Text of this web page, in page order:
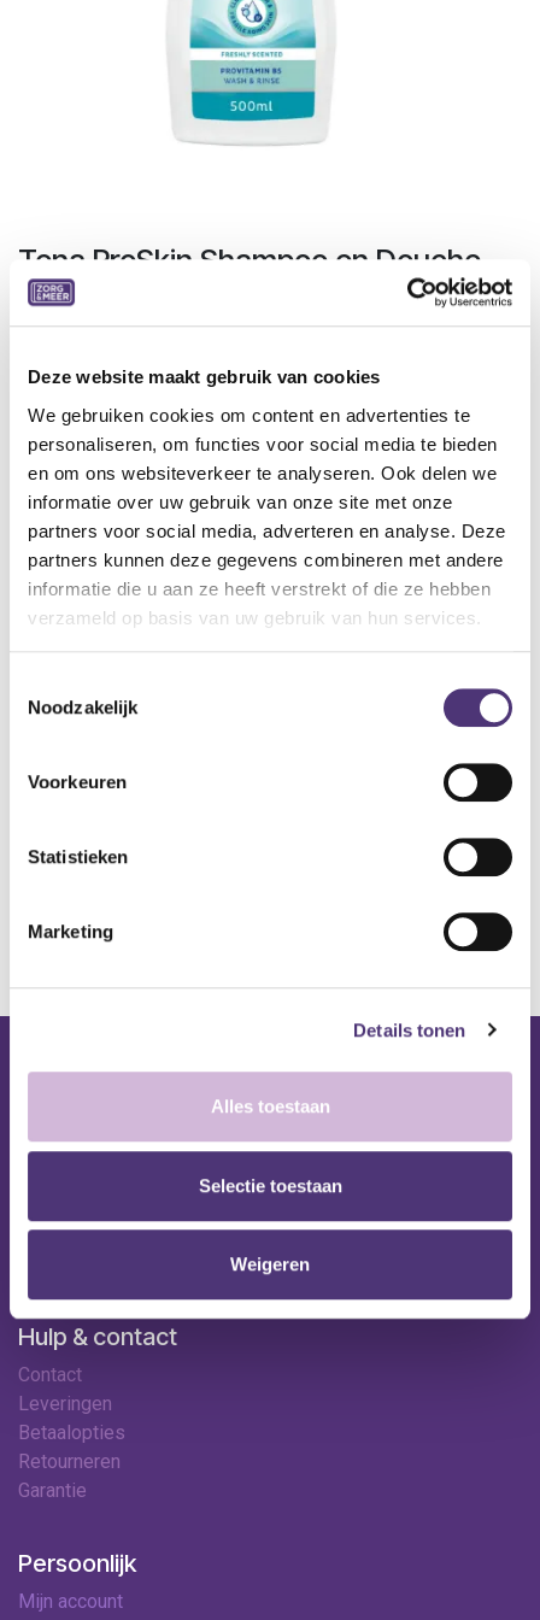
Deze website maakt gebruik van cookies
We gebruiken cookies om content en advertenties te
personaliseren, om functies voor social media te bieden
en om ons websiteverkeer te analyseren. Ook delen we
informatie over uw gebruik van onze site met onze
partners voor social media, adverteren en analyse. Deze
partners kunnen deze gegevens combineren met andere
informatie die u aan ze heeft verstrekt of die ze hebben
verzameld op basis van uw gebruik van hun services.
Noodzakelijk
Voorkeuren
Statistieken
Marketing
Details tonen
Alles toestaan
Selectie toestaan
Weigeren
Tena ProSkin Shampoo en Douche
Gel
milde wasgel en shampoo met conditioner ineen, speciaal
De milde formule van TENA Shampoo & Shower is ideaal
voor de gevoelige huid en voor frequent gebruik.
Specificaties:
Inhoud: 500 ml
6,86€
Aan winkelmandje toevoegen
Nuttige links
Huren
Onze locaties
Hulp & contact
Contact
Leveringen
Betaalopties
Retourneren
Garantie
Persoonlijk
Mijn account